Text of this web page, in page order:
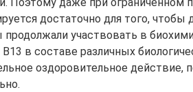
достаточно для того, чтобы
участвовать в
в составе различных
оздоровительное действие,